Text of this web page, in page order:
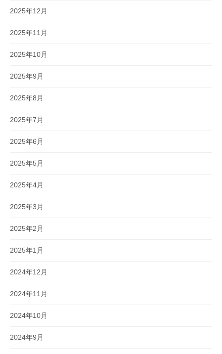
2025年12月
2025年11月
2025年10月
2025年9月
2025年8月
2025年7月
2025年6月
2025年5月
2025年4月
2025年3月
2025年2月
2025年1月
2024年12月
2024年11月
2024年10月
2024年9月